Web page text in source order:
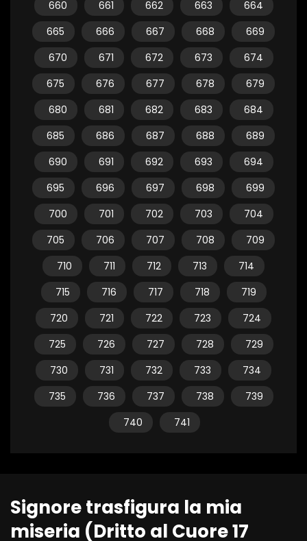
660
661 662 663
664
665
666 667 668
669
670
671 672 673
674
675
676 677 678
679
680
681 682 683
684
685
686 687 688
689
690
691 692 693
694
695
696 697 698
699
700
701 702 703
704
705
706 707 708
709
710
711 712 713
714
715
716 717 718
719
720
721 722 723
724
725
726 727 728
729
730
731 732 733
734
735
736 737 738
739
740
741
Signore trasfigura la mia
miseria (Dritto al Cuore 17